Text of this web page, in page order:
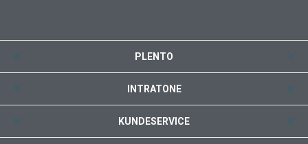
PLENTO
INTRATONE
KUNDESERVICE